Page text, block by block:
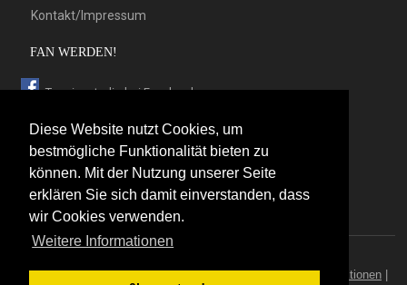
Diese Website nutzt Cookies, um
bestmögliche Funktionalität bieten zu
können. Mit der Nutzung unserer Seite
erklären Sie sich damit einverstanden, dass
wir Cookies verwenden.
Weitere Informationen
Kontakt/Impressum
FAN WERDEN!
Trauringstudio bei Facebook
Trauringstudio bei Twitter
Trauringstudio bei Pinterest
Trauringstudio bei flickr
Trauringstudio|Trauringe|Hersteller|Kontakt/Impressum Aktionen|